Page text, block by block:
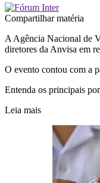
Compartilhar matéria
A Agência Nacional de
diretores da Anvisa em
O evento contou com a
Entenda os principais
Leia mais